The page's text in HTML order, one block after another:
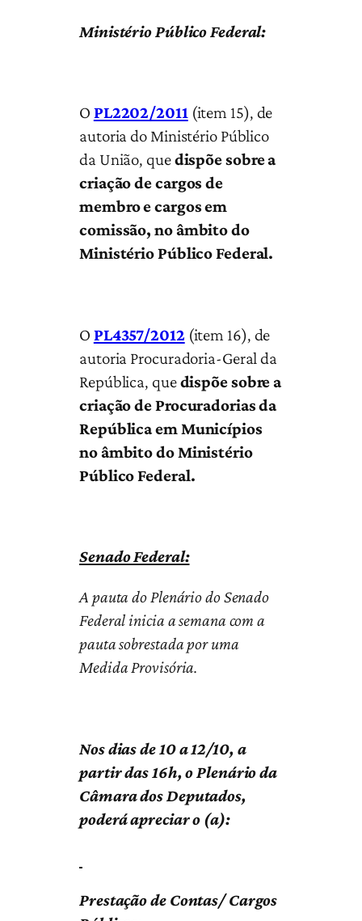
Ministério Público Federal:
O PL2202/2011(item 15), de
autoria do Ministério Público
da União, quedispõe sobre a
criação de cargos de
membro e cargos em
comissão, no âmbito do
Ministério Público Federal.
O PL4357/2012(item 16), de
autoria Procuradoria-Geral da
República, quedispõe sobre a
criação de Procuradorias da
República em Municípios
no âmbito do Ministério
Público Federal.
Senado Federal:
A pauta do Plenário do Senado
Federal inicia a semana com a
pauta sobrestada por uma
Medida Provisória.
Nos dias de 10 a 12/10, a
partir das 16h, o Plenário da
Câmara dos Deputados,
poderá apreciar o (a):
Prestação de Contas/ Cargos